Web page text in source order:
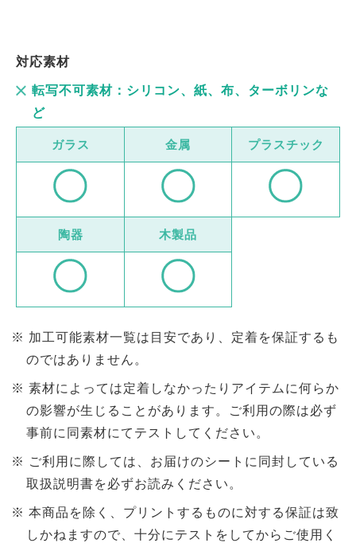
対応素材
転写不可素材：シリコン、紙、布、ターボリンな
ど
ガラス 金属 プラスチック
陶器 木製品
加工可能素材一覧は目安であり、定着を保証するも
のではありません。
素材によっては定着しなかったりアイテムに何らか
の影響が生じることがあります。ご利用の際は必ず
事前に同素材にてテストしてください。
ご利用に際しては、お届けのシートに同封している
取扱説明書を必ずお読みください。
本商品を除く、プリントするものに対する保証は致
しかねますので、十分にテストをしてからご使用く